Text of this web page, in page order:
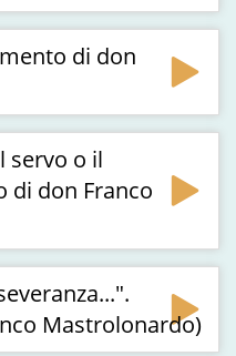
di don
servo o il
di don Franco
Mastrolonardo)